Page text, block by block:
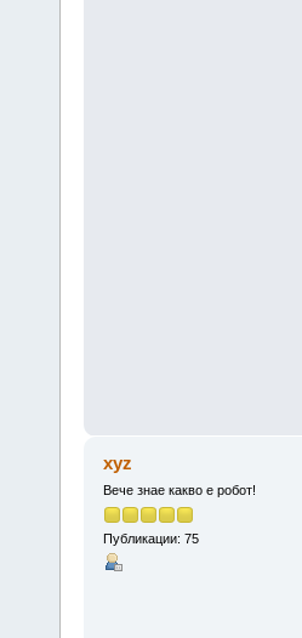
xyz
Вече знае какво е робот!
Публикации: 75